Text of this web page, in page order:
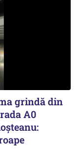
grindă din
A0